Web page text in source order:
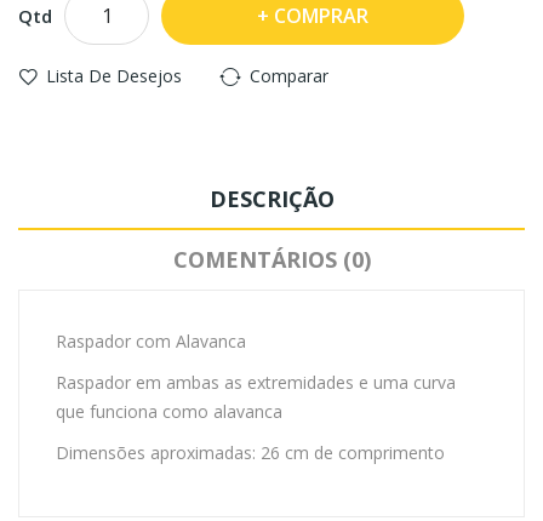
Qtd COMPRAR
Lista De Desejos Comparar
DESCRIÇÃO
COMENTÁRIOS (0)
Raspador com Alavanca
Raspador em ambas as extremidades e uma curva
que funciona como alavanca
Dimensões aproximadas: 26 cm de comprimento